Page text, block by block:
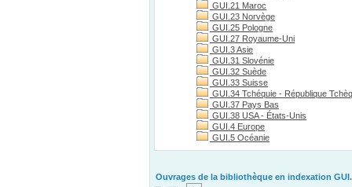
GUI.21 Maroc
GUI.23 Norvège
GUI.25 Pologne
GUI.27 Royaume-Uni
GUI.3 Asie
GUI.31 Slovénie
GUI.32 Suède
GUI.33 Suisse
GUI.34 Tchéquie - République
GUI.37 Pays Bas
GUI.38 USA - États-Unis
GUI.4 Europe
GUI.5 Océanie
Ouvrages de la bibliothèque en indexation